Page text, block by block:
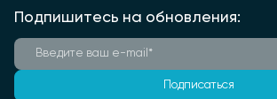
Подпишитесь на обновления:
Подписаться